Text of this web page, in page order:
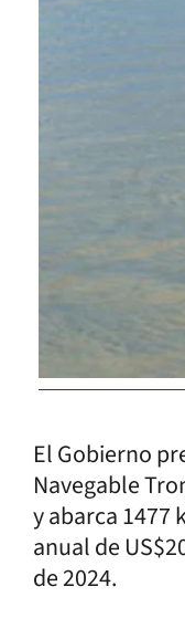
El Gobierno
Navegable
y abarca 1477
anual de
de 2024.